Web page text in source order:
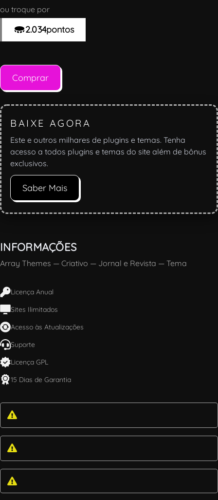
ou troque por
2.034pontos
Comprar
BAIXE AGORA
Este e outros milhares de plugins e temas. Tenha
acesso a todos plugins e temas do site além de bônus
exclusivos.
Saber Mais
INFORMAÇÕES
Array Themes — Criativo — Jornal e Revista — Tema
Licença Anual
Sites Ilimitados
Acesso às Atualizações
Suporte
Licença GPL
15 Dias de Garantia